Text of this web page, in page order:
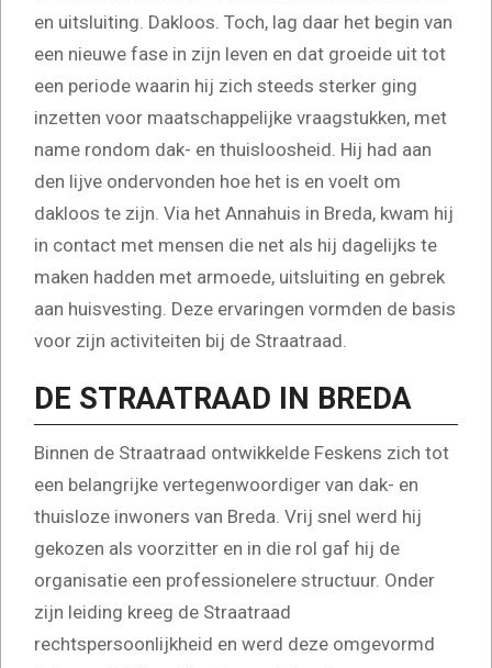
en uitsluiting. Dakloos. Toch, lag daar het begin van
een nieuwe fase in zijn leven en dat groeide uit tot
een periode waarin hij zich steeds sterker ging
inzetten voor maatschappelijke vraagstukken, met
name rondom dak- en thuisloosheid. Hij had aan
den lijve ondervonden hoe het is en voelt om
dakloos te zijn. Via het Annahuis in Breda, kwam hij
in contact met mensen die net als hij dagelijks te
maken hadden met armoede, uitsluiting en gebrek
aan huisvesting. Deze ervaringen vormden de basis
voor zijn activiteiten bij de Straatraad.
DE STRAATRAAD IN BREDA
Binnen de Straatraad ontwikkelde Feskens zich tot
een belangrijke vertegenwoordiger van dak- en
thuisloze inwoners van Breda. Vrij snel werd hij
gekozen als voorzitter en in die rol gaf hij de
organisatie een professionelere structuur. Onder
zijn leiding kreeg de Straatraad
rechtspersoonlijkheid en werd deze omgevormd